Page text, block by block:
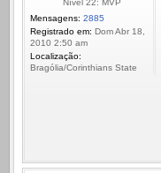
Nível 22: MVP
Mensagens: 2885
Registrado em: Dom Abr 18,
2010 2:50 am
Localização:
Bragólia/Corinthians State